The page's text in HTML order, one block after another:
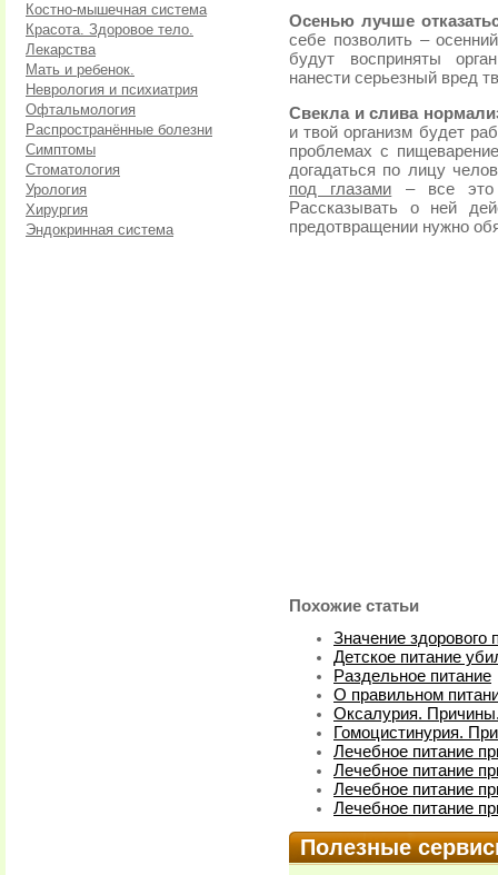
Костно-мышечная система
Красота. Здоровое тело.
Лекарства
Мать и ребенок.
Неврология и психиатрия
Офтальмология
Распространённые болезни
Симптомы
Стоматология
Урология
Хирургия
Эндокринная система
Осенью лучше
себе позволить –
будут восприняты
нанести серьезный вред
Свекла и слива
и твой организм будет
проблемах с
догадаться по лицу
под глазами – все это
Рассказывать о ней
предотвращении нужно
Похожие статьи
Значение здорового
Детское питание
Раздельное питание
О правильном
Оксалурия.
Гомоцистинурия.
Лечебное питание
Лечебное питание
Лечебное питание
Лечебное питание
Полезные